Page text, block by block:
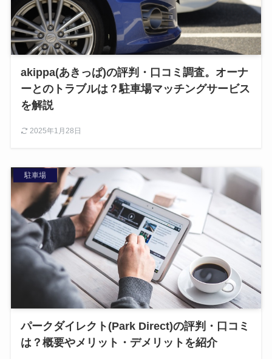
akippa(あきっぱ)の評判・口コミ調査。オーナ
ーとのトラブルは？駐車場マッチングサービス
を解説
2025年1月28日
駐車場
パークダイレクト(Park Direct)の評判・口コミ
は？概要やメリット・デメリットを紹介